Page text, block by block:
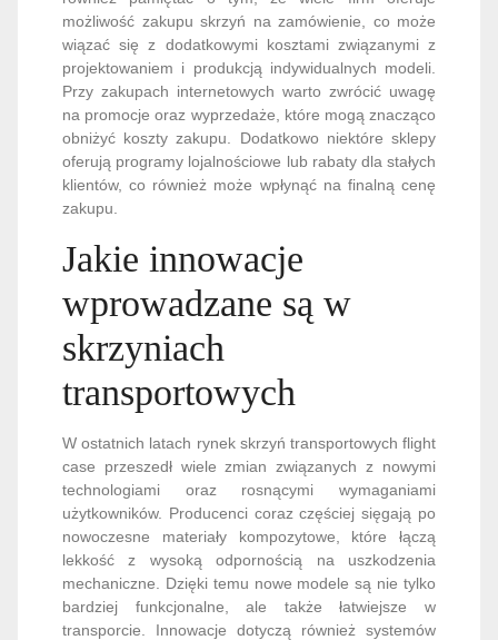
możliwość zakupu skrzyń na zamówienie, co może
wiązać się z dodatkowymi kosztami związanymi z
projektowaniem i produkcją indywidualnych modeli.
Przy zakupach internetowych warto zwrócić uwagę
na promocje oraz wyprzedaże, które mogą znacząco
obniżyć koszty zakupu. Dodatkowo niektóre sklepy
oferują programy lojalnościowe lub rabaty dla stałych
klientów, co również może wpłynąć na finalną cenę
zakupu.
Jakie innowacje
wprowadzane są w
skrzyniach
transportowych
W ostatnich latach rynek skrzyń transportowych flight
case przeszedł wiele zmian związanych z nowymi
technologiami oraz rosnącymi wymaganiami
użytkowników. Producenci coraz częściej sięgają po
nowoczesne materiały kompozytowe, które łączą
lekkość z wysoką odpornością na uszkodzenia
mechaniczne. Dzięki temu nowe modele są nie tylko
bardziej funkcjonalne, ale także łatwiejsze w
transporcie. Innowacje dotyczą również systemów